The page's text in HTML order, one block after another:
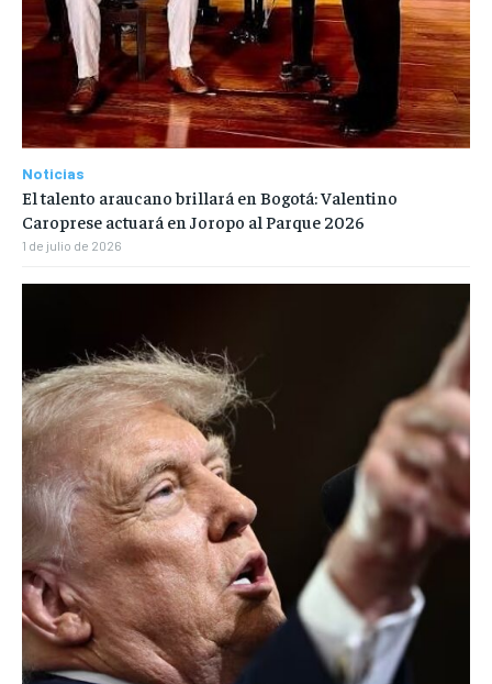
Noticias
El talento araucano brillará en Bogotá: Valentino
Caroprese actuará en Joropo al Parque 2026
1 de julio de 2026